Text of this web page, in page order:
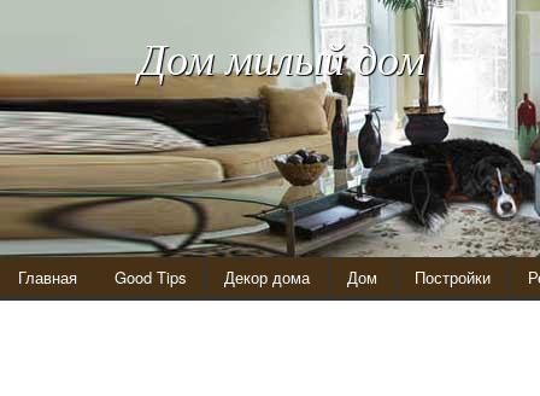
Дом милый дом
Главная Good Tips Декор дома Дом Постройки